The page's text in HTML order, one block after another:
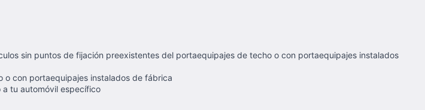
sin puntos de fijación preexistentes del portaequipajes de techo o con portaequipajes instalados
o con portaequipajes instalados de fábrica
tu automóvil específico